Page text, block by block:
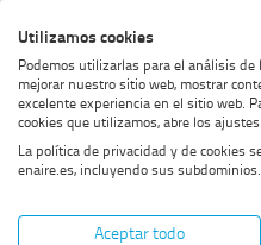
al
menú
al
contenido
al
footer
alto
contraste
Home MOSTRAR
Tienda
Utilizamos cookies
Podemos utilizarlas para el análisis
mejorar nuestro sitio web, mostrar
excelente experiencia en el sitio web.
cookies que utilizamos, abre los ajustes.
La política de privacidad y de cookies
enaire.es, incluyendo sus subdominios.
Aceptar todo